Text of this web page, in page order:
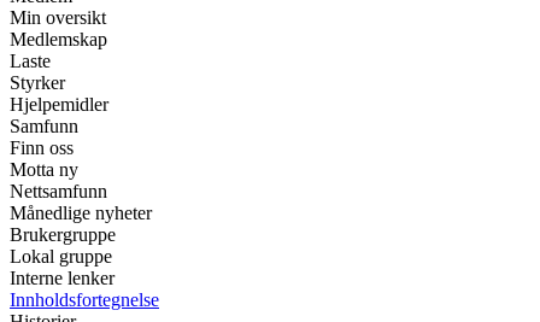
Min oversikt
Medlemskap
Laste
Styrker
Hjelpemidler
Samfunn
Finn oss
Motta ny
Nettsamfunn
Månedlige nyheter
Brukergruppe
Lokal gruppe
Interne lenker
Innholdsfortegnelse